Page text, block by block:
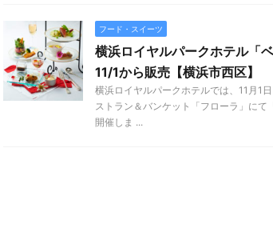
フード・スイーツ
横浜ロイヤルパークホテル「
11/1から販売【横浜市西区】
横浜ロイヤルパークホテルでは、11月1
ストラン＆バンケット「フローラ」に
開催しま ...